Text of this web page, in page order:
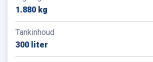
1.880 kg
Tankinhoud
300 liter